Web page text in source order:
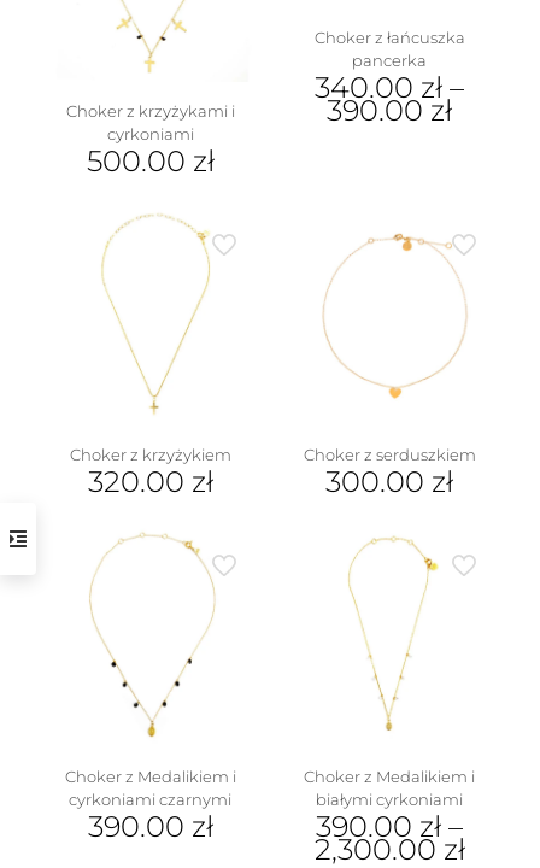
Choker z krzyżykami i
cyrkoniami
500.00 zł
Choker z łańcuszka
pancerka
340.00 zł –
390.00 zł
wariantów.
Opcje
produktu
Choker z krzyżykiem
320.00 zł
Choker z serduszkiem
300.00 zł
Choker z Medalikiem i
cyrkoniami czarnymi
390.00 zł
Choker z Medalikiem i
białymi cyrkoniami
390.00 zł –
2,300.00zł